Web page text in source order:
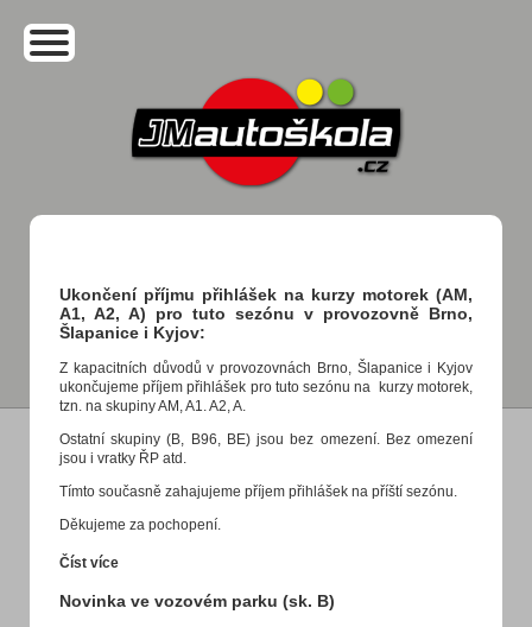
Ukončení příjmu přihlášek na kurzy motorek (AM,
A1, A2, A) pro tuto sezónu v provozovně Brno,
Šlapanice i Kyjov:
Z kapacitních důvodů v provozovnách Brno, Šlapanice i Kyjov
ukončujeme příjem přihlášek pro tuto sezónu na kurzy motorek,
tzn. na skupiny AM, A1. A2, A.
Ostatní skupiny (B, B96, BE) jsou bez omezení. Bez omezení
jsou i vratky ŘP atd.
Tímto současně zahajujeme příjem přihlášek na příští sezónu.
Děkujeme za pochopení.
Číst více
Novinka ve vozovém parku (sk. B)